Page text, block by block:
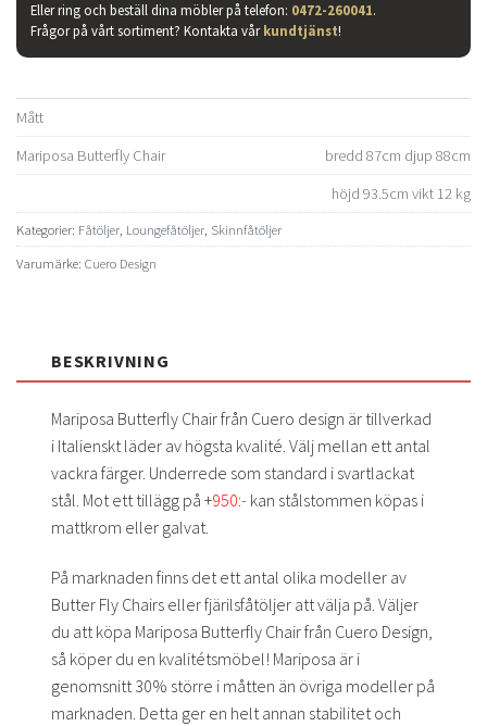
Eller ring och beställ dina möbler på telefon: 0472-260041.
Frågor på vårt sortiment? Kontakta vårkundtjänst!
Mått
Mariposa Butterfly Chair
bredd 87cm djup 88cm
höjd 93.5cm vikt 12 kg
Kategorier: Fåtöljer Loungefåtöljer Skinnfåtöljer
Varumärke: Cuero Design
BESKRIVNING
Mariposa Butterfly Chair från Cuero design är tillverkad
i Italienskt läder av högsta kvalité. Välj mellan ett antal
vackra färger. Underrede som standard i svartlackat
stål. Mot ett tillägg på +950:- kan stålstommen köpas i
mattkrom eller galvat.
På marknaden finns det ett antal olika modeller av
Butter Fly Chairs eller fjärilsfåtöljer att välja på. Väljer
du att köpa Mariposa Butterfly Chair från Cuero Design,
så köper du en kvalitétsmöbel! Mariposa är i
genomsnitt 30% större i måtten än övriga modeller på
marknaden. Detta ger en helt annan stabilitet och